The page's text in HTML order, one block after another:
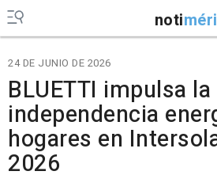
noti
24 DE JUNIO DE 2026
BLUETTI impulsa la
independencia
hogares en
2026